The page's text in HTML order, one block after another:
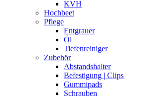
KVH
Hochbeet
Pflege
Entgrauer
Öl
Tiefenreiniger
Zubehör
Abstandshalter
Befestigung | Clips
Gummipads
Schrauben